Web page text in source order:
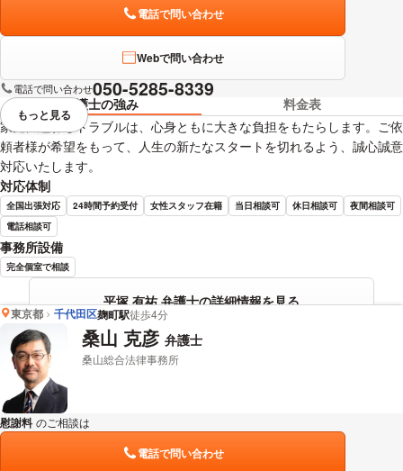
電話で問い合わせ
Webで問い合わせ
電話で問い合わせ050-5285-8339
弁護士の強み
料金表
家庭に纏わるトラブルは、心身ともに大きな負担をもたらします。ご依
頼者様が希望をもって、人生の新たなスタートを切れるよう、誠心誠意
対応いたします。
対応体制
全国出張対応 24時間予約受付 女性スタッフ在籍 当日相談可 休日相談可
夜間相談可
電話相談可
事務所設備
完全個室で相談
平塚 有祐 弁護士の詳細情報を見る
視覚的に省略されている要素を
もっと見る
東京都 千代田区麹町駅徒歩4分
桑山 克彦 弁護士
桑山総合法律事務所
慰謝料 のご相談は
電話で問い合わせ